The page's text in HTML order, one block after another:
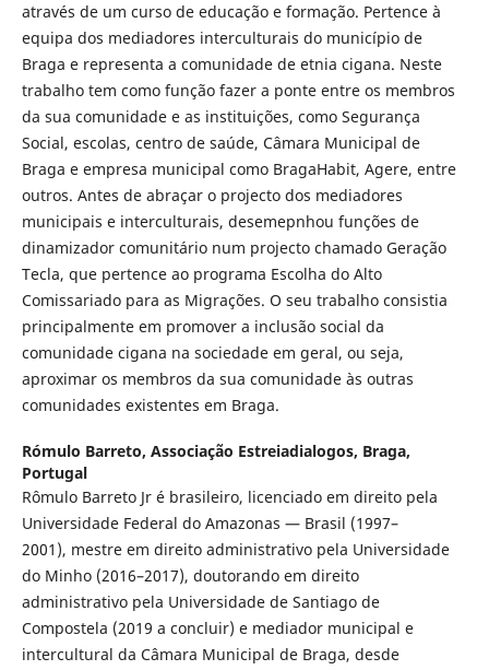
através de um curso de educação e formação. Pertence à
equipa dos mediadores interculturais do município de
Braga e representa a comunidade de etnia cigana. Neste
trabalho tem como função fazer a ponte entre os membros
da sua comunidade e as instituições, como Segurança
Social, escolas, centro de saúde, Câmara Municipal de
Braga e empresa municipal como BragaHabit, Agere, entre
outros. Antes de abraçar o projecto dos mediadores
municipais e interculturais, desemepnhou funções de
dinamizador comunitário num projecto chamado Geração
Tecla, que pertence ao programa Escolha do Alto
Comissariado para as Migrações. O seu trabalho consistia
principalmente em promover a inclusão social da
comunidade cigana na sociedade em geral, ou seja,
aproximar os membros da sua comunidade às outras
comunidades existentes em Braga.
Rómulo Barreto, Associação Estreiadialogos, Braga,
Portugal
Rômulo Barreto Jr é brasileiro, licenciado em direito pela
Universidade Federal do Amazonas — Brasil (1997–
2001), mestre em direito administrativo pela Universidade
do Minho (2016–2017), doutorando em direito
administrativo pela Universidade de Santiago de
Compostela (2019 a concluir) e mediador municipal e
intercultural da Câmara Municipal de Braga, desde